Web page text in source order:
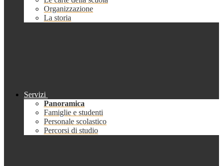
Organizzazione
La storia
Servizi
Panoramica
Famiglie e studenti
Personale scolastico
Percorsi di studio